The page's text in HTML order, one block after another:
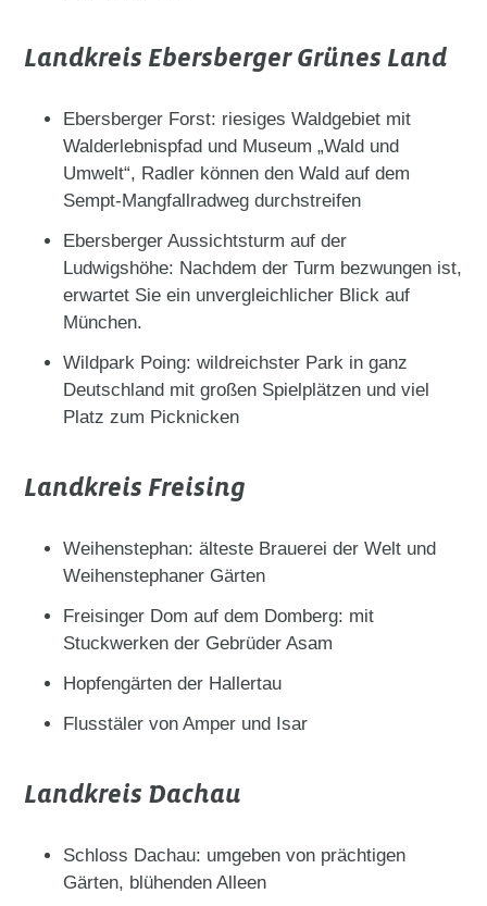
Landkreis Ebersberger Grünes Land
Ebersberger Forst: riesiges Waldgebiet mit
Walderlebnispfad und Museum „Wald und
Umwelt“, Radler können den Wald auf dem
Sempt-Mangfallradweg durchstreifen
Ebersberger Aussichtsturm auf der
Ludwigshöhe: Nachdem der Turm bezwungen ist,
erwartet Sie ein unvergleichlicher Blick auf
München.
Wildpark Poing: wildreichster Park in ganz
Deutschland mit großen Spielplätzen und viel
Platz zum Picknicken
Landkreis Freising
Weihenstephan: älteste Brauerei der Welt und
Weihenstephaner Gärten
Freisinger Dom auf dem Domberg: mit
Stuckwerken der Gebrüder Asam
Hopfengärten der Hallertau
Flusstäler von Amper und Isar
Landkreis Dachau
Schloss Dachau: umgeben von prächtigen
Gärten, blühenden Alleen